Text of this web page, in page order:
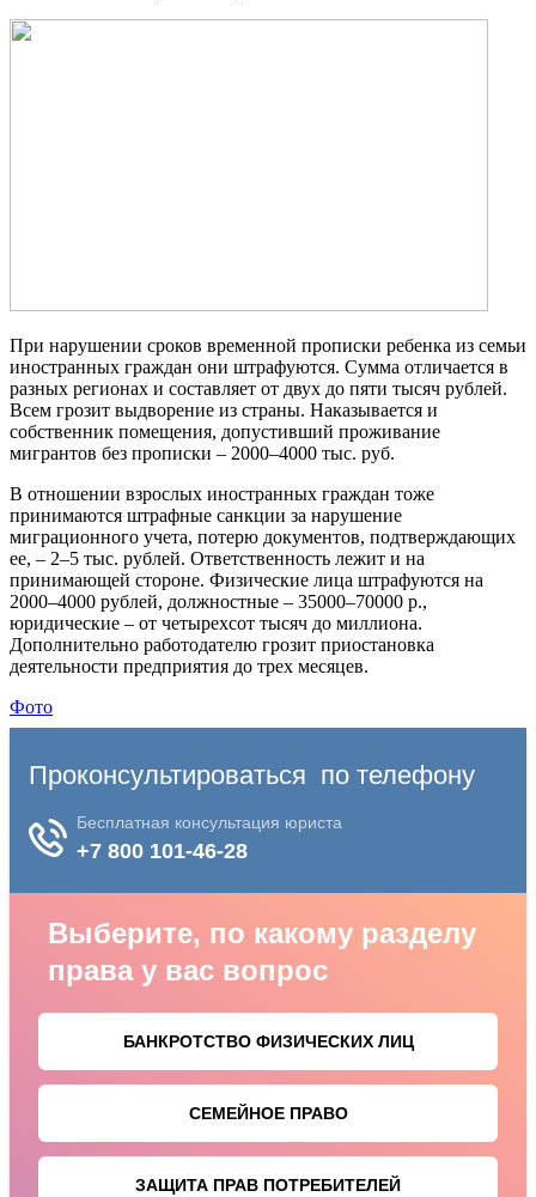
При нарушении сроков временной прописки ребенка из семьи
иностранных граждан они штрафуются. Сумма отличается в
разных регионах и составляет от двух до пяти тысяч рублей.
Всем грозит выдворение из страны. Наказывается и
собственник помещения, допустивший проживание
мигрантов без прописки – 2000–4000 тыс. руб.
В отношении взрослых иностранных граждан тоже
принимаются штрафные санкции за нарушение
миграционного учета, потерю документов, подтверждающих
ее, – 2–5 тыс. рублей. Ответственность лежит и на
принимающей стороне. Физические лица штрафуются на
2000–4000 рублей, должностные – 35000–70000 р.,
юридические – от четырехсот тысяч до миллиона.
Дополнительно работодателю грозит приостановка
деятельности предприятия до трех месяцев.
Фото